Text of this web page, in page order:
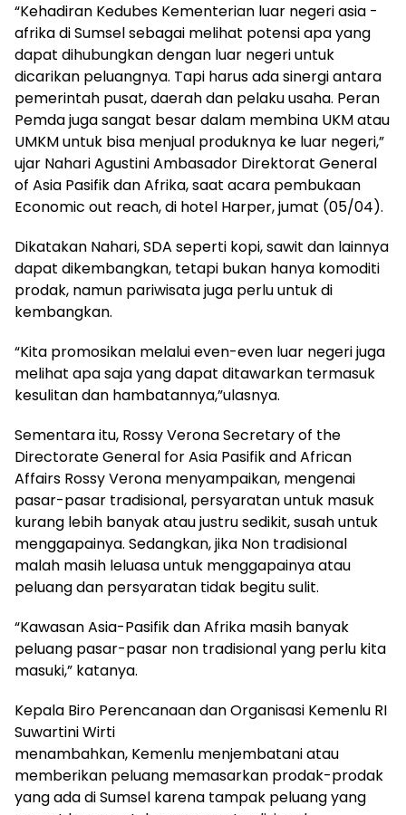
“Kehadiran Kedubes Kementerian luar negeri asia -
afrika di Sumsel sebagai melihat potensi apa yang
dapat dihubungkan dengan luar negeri untuk
dicarikan peluangnya. Tapi harus ada sinergi antara
pemerintah pusat, daerah dan pelaku usaha. Peran
Pemda juga sangat besar dalam membina UKM atau
UMKM untuk bisa menjual produknya ke luar negeri,”
ujar Nahari Agustini Ambasador Direktorat General
of Asia Pasifik dan Afrika, saat acara pembukaan
Economic out reach, di hotel Harper, jumat (05/04).
Dikatakan Nahari, SDA seperti kopi, sawit dan lainnya
dapat dikembangkan, tetapi bukan hanya komoditi
prodak, namun pariwisata juga perlu untuk di
kembangkan.
“Kita promosikan melalui even-even luar negeri juga
melihat apa saja yang dapat ditawarkan termasuk
kesulitan dan hambatannya,”ulasnya.
Sementara itu, Rossy Verona Secretary of the
Directorate General for Asia Pasifik and African
Affairs Rossy Verona menyampaikan, mengenai
pasar-pasar tradisional, persyaratan untuk masuk
kurang lebih banyak atau justru sedikit, susah untuk
menggapainya. Sedangkan, jika Non tradisional
malah masih leluasa untuk menggapainya atau
peluang dan persyaratan tidak begitu sulit.
“Kawasan Asia-Pasifik dan Afrika masih banyak
peluang pasar-pasar non tradisional yang perlu kita
masuki,” katanya.
Kepala Biro Perencanaan dan Organisasi Kemenlu RI
Suwartini Wirti
menambahkan, Kemenlu menjembatani atau
memberikan peluang memasarkan prodak-prodak
yang ada di Sumsel karena tampak peluang yang